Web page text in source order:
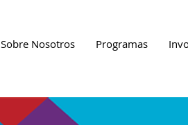
Sobre Nosotros Programas